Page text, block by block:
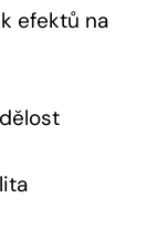
efektů na